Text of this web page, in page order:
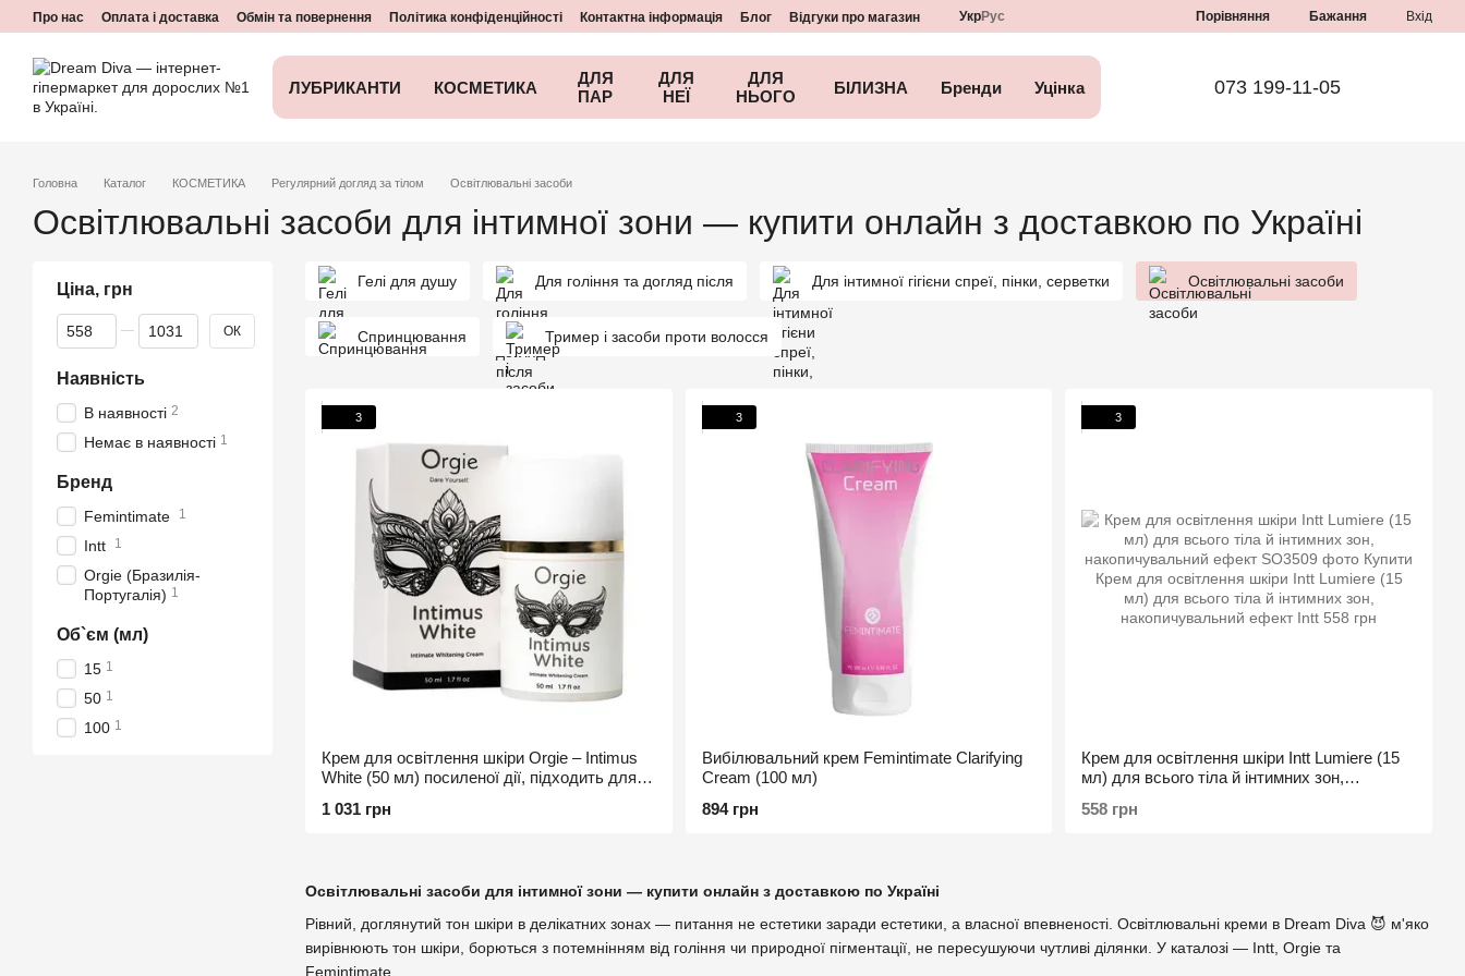
Перейти до основного контенту
Про нас Оплата і доставка Обмін та повернення Політика конфіденційності Контактна інформація Блог Відгуки про магазин УкрРус Порівняння Бажання Вхід
ЛУБРИКАНТИ КОСМЕТИКА
ДЛЯ
ПАР
ДЛЯ
НЕЇ
ДЛЯ
НЬОГО
БІЛИЗНА Бренди Уцінка 073 199-11-05
Головна Каталог КОСМЕТИКА Регулярний догляд за тілом Освітлювальні засоби
Освітлювальні засоби для інтимної зони — купити онлайн з доставкою по Україні
Гелі для душу Для гоління та догляд після Для інтимної гігієни спреї, пінки, серветки Освітлювальні засоби
Спринцювання Тример і засоби проти волосся
Освітлювальні засоби для інтимної зони — купити онлайн з доставкою по Україні
Рівний, доглянутий тон шкіри в делікатних зонах — питання не естетики заради естетики, а власної впевненості. Освітлювальні креми в Dream Diva 😈 м'яко
вирівнюють тон шкіри, борються з потемнінням від гоління чи природної пігментації, не пересушуючи чутливі ділянки. У каталозі — Intt, Orgie та
Femintimate.
3
Крем для освітлення шкіри Orgie – Intimus
White (50 мл) посиленої дії, підходить для
1 031 грн
3
Вибілювальний крем Femintimate Clarifying
Cream (100 мл)
894 грн
3
Крем для освітлення шкіри Intt Lumiere (15
мл) для всього тіла й інтимних зон,
558 грн
Ціна, грн
Від Ціна, грн
До Ціна, грн ОК
Наявність
В наявності 2
Немає в наявності 1
Бренд
Femintimate 1
Intt 1
Orgie (Бразилія-
Португалія) 1
Об`єм (мл)
15 1
50 1
100 1